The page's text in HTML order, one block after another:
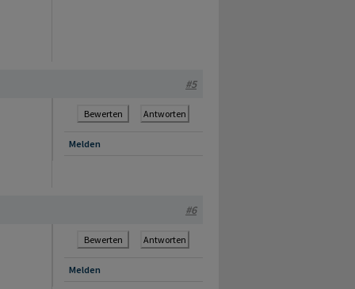
#5
Bewerten Antworten
Melden
#6
Bewerten Antworten
Melden